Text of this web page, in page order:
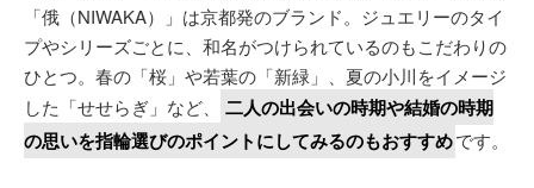
「俄（NIWAKA）」は京都発のブランド。ジュエリーのタイ
プやシリーズごとに、和名がつけられているのもこだわりの
ひとつ。春の「桜」や若葉の「新緑」、夏の小川をイメージ
した「せせらぎ」など、
二人の出会いの時期や結婚の時期
の思いを指輪選びのポイントにしてみるのもおすすめです。